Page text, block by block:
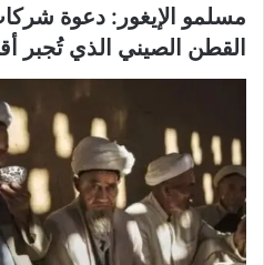
مسلمو الإيغور: دعوة
القطن الصيني الذي تُجبر